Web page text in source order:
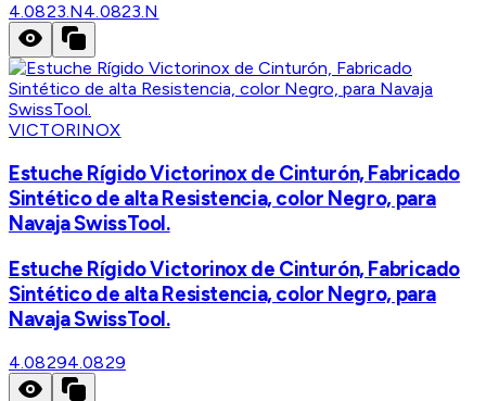
4.0823.N4.0823.N
VICTORINOX
Estuche Rígido Victorinox de Cinturón, Fabricado
Sintético de alta Resistencia, color Negro, para
Navaja SwissTool.
Estuche Rígido Victorinox de Cinturón, Fabricado
Sintético de alta Resistencia, color Negro, para
Navaja SwissTool.
4.08294.0829